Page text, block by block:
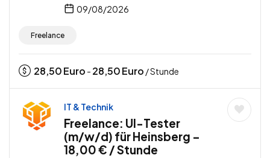
09/08/2026
Freelance
28,50Euro - 28,50Euro / Stunde
IT & Technik
Freelance: UI-Tester
(m/w/d) für Heinsberg –
18,00 € / Stunde